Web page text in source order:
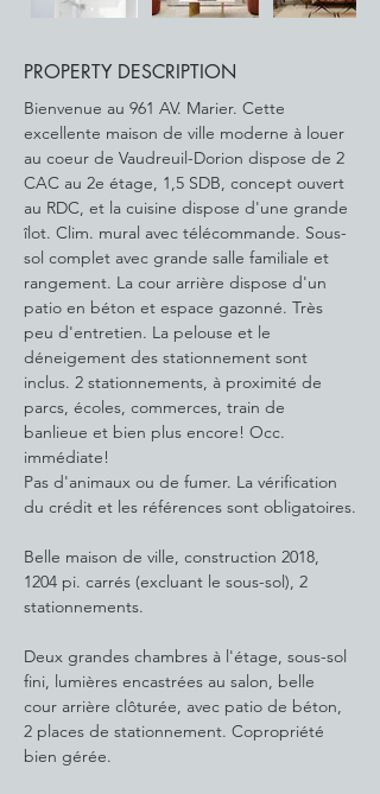
PROPERTY DESCRIPTION
Bienvenue au 961 AV. Marier. Cette
excellente maison de ville moderne à louer
au coeur de Vaudreuil-Dorion dispose de 2
CAC au 2e étage, 1,5 SDB, concept ouvert
au RDC, et la cuisine dispose d'une grande
îlot. Clim. mural avec télécommande. Sous-
sol complet avec grande salle familiale et
rangement. La cour arrière dispose d'un
patio en béton et espace gazonné. Très
peu d'entretien. La pelouse et le
déneigement des stationnement sont
inclus. 2 stationnements, à proximité de
parcs, écoles, commerces, train de
banlieue et bien plus encore! Occ.
immédiate!
Pas d'animaux ou de fumer. La vérification
du crédit et les références sont obligatoires.
Belle maison de ville, construction 2018,
1204 pi. carrés (excluant le sous-sol), 2
stationnements.
Deux grandes chambres à l'étage, sous-sol
fini, lumières encastrées au salon, belle
cour arrière clôturée, avec patio de béton,
2 places de stationnement. Copropriété
bien gérée.